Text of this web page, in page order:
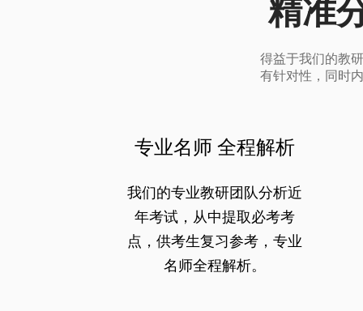
精准
得益于我们的教
有针对性，同时
专业名师 全程解析
我们的专业教研团队分析近
年考试，从中提取必考考
点，供考生复习参考，专业
名师全程解析。